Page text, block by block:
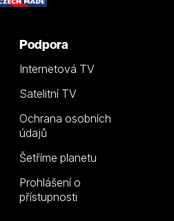
Podpora
Internetová TV
Satelitní TV
Ochrana osobních
údajů
Šetříme planetu
Prohlášení o
přístupnosti